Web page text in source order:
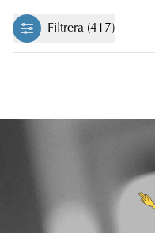
Filtrera (417)